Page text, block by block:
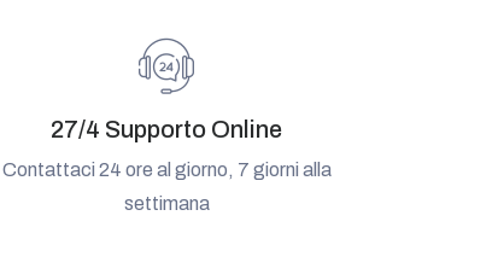
27/4 Supporto Online
Contattaci 24 ore al giorno, 7 giorni alla
settimana